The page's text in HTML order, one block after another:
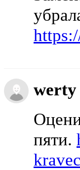
пяти.